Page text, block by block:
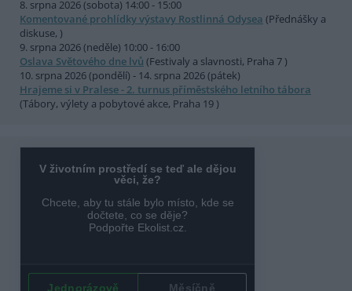
8. srpna 2026 (sobota) 14:00 - 15:00
Komentované prohlídky výstavy Rostlinná Odysea (Přednášky a
diskuse, )
9. srpna 2026 (neděle) 10:00 - 16:00
Oslava Světového dne lvů (Festivaly a slavnosti, Praha 7 )
10. srpna 2026 (pondělí) - 14. srpna 2026 (pátek)
Hrajeme si v Pralese - 2. turnus příměstského letního tábora
(Tábory, výlety a pobytové akce, Praha 19 )